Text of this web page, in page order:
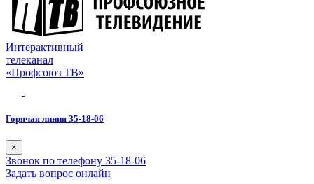
Интерактивный
телеканал
«Профсоюз ТВ»
Горячая линия 35-18-06
×
Звонок по телефону 35-18-06
Задать вопрос онлайн